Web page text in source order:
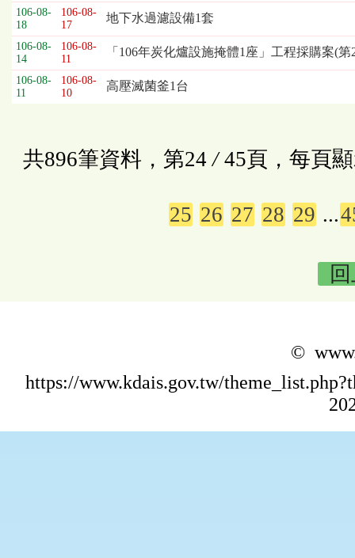
106-08-
18
106-08-
17
地下水過濾設備1套
106-08-
14
106-08-
11
「106年炭化爐設施掩體1座」工程採購案(第
106-08-
11
106-08-
10
高壓滅菌釜1台
共896筆資料，第24 /45頁，每頁
25 26 27 28 29 ...
©
https://www.kdais.gov.tw/